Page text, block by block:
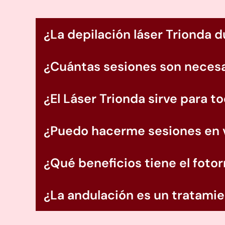
¿La depilación láser Trionda
No. Gracias a su sistema de refrigeración
¿Cuántas sesiones son
El número de sesiones puede variar
¿El Láser Trionda sirve para
Sí. Esta tecnología está diseñada para
¿Puedo hacerme sesiones en
Sí. Una de las ventajas del Láser Trionda
¿Qué beneficios tiene el
Ayuda a mejorar la firmeza, luminosidad y
¿La andulación es un